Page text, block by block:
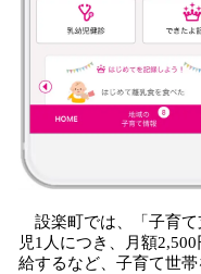
設楽町では、「子育て
児1人につき、月額
給するなど、子育て世帯